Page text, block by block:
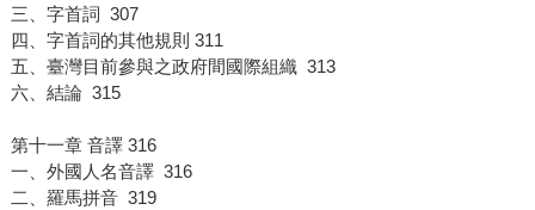
三、字首詞 307
四、字首詞的其他規則 311
五、臺灣目前參與之政府間國際組織 313
六、結論 315
第十一章 音譯 316
一、外國人名音譯 316
二、羅馬拼音 319